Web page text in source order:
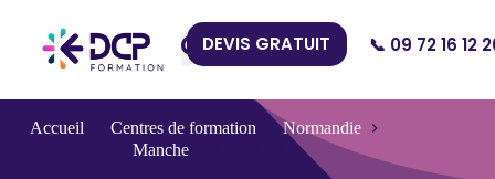
DEVIS GRATUIT 📞 09 72 16 12
Accueil Centres de formation
Normandie
Manche